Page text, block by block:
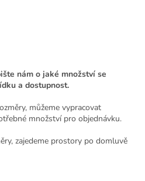
nám o jaké množství se
a dostupnost.
můžeme vypracovat
množství pro objednávku.
zajedeme prostory po domluvě